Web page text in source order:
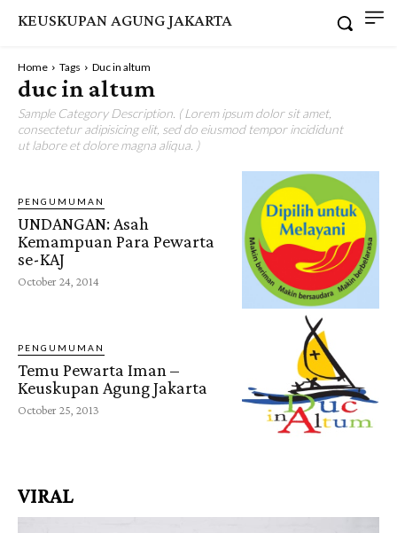
KEUSKUPAN AGUNG JAKARTA
Home Tags Duc in altum
duc in altum
Sample Category Description. ( Lorem ipsum dolor sit amet,
consectetur adipisicing elit, sed do eiusmod tempor incididunt
ut labore et dolore magna aliqua. )
PENGUMUMAN
UNDANGAN: Asah
Kemampuan Para Pewarta
se-KAJ
October 24, 2014
PENGUMUMAN
Temu Pewarta Iman –
Keuskupan Agung Jakarta
October 25, 2013
VIRAL